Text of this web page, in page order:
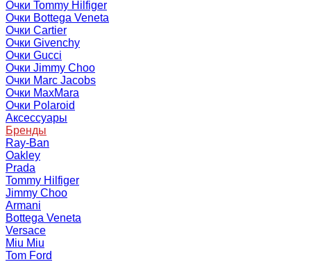
Очки Tommy Hilfiger
Очки Bottega Veneta
Очки Cartier
Очки Givenchy
Очки Gucci
Очки Jimmy Choo
Очки Marc Jacobs
Очки MaxMara
Очки Polaroid
Аксессуары
Бренды
Ray-Ban
Oakley
Prada
Tommy Hilfiger
Jimmy Choo
Armani
Bottega Veneta
Versace
Miu Miu
Tom Ford